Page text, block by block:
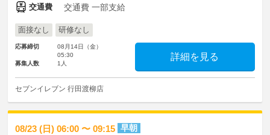
交通費 交通費 一部支給
面接なし 研修なし
応募締切
08月14日（金）
05:30
募集人数
1人
詳細を見る
セブンイレブン 行田渡柳店
08/23 (日) 06:00 〜 09:15 早朝